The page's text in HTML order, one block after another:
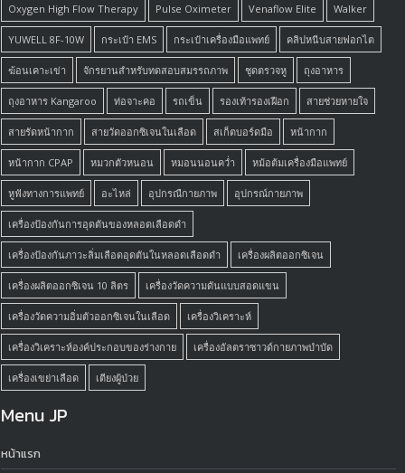
Oxygen High Flow Therapy Pulse Oximeter Venaflow Elite Walker
YUWELL 8F-10W กระเป๋า EMS กระเป๋าเครื่องมือแพทย์ คลิปหนีบสายฟอกไต
ฆ้อนเคาะเข่า จักรยานสำหรับทดสอบสมรรถภาพ ชุดตรวจหู ถุงอาหาร
ถุงอาหาร Kangaroo ท่อจาะคอ รถเข็น รองเท้ารองเฝือก สายช่วยหายใจ
สายรัดหน้ากาก สายวัดออกซิเจนในเลือด สเก็ตบอร์ดมือ หน้ากาก
หน้ากาก CPAP หมวกตัวหนอน หมอนนอนคว่ำ หม้อต้มเครื่องมือแพทย์
หูฟังทางการแพทย์ อะไหล่ อุปกรณืกายภาพ อุปกรณ์กายภาพ
เครื่องป้องกันการอุดตันของหลอดเลือดดำ
เครื่องป้องกันภาวะลิ่มเลือดอุดตันในหลอดเลือดดำ เครื่องผลิตออกซิเจน
เครื่องผลิตออกซิเจน 10 ลิตร เครื่องวัดความดันแบบสอดแขน
เครื่องวัดความอิ่มตัวออกซิเจนในเลือด เครื่องวิเคราะห์
เครื่องวิเคราะห์องค์ประกอบของร่างกาย เครื่องอัลตราซาวด์กายภาพบำบัด
เครื่องเขย่าเลือด เตียงผู้ป่วย
Menu JP
หน้าแรก